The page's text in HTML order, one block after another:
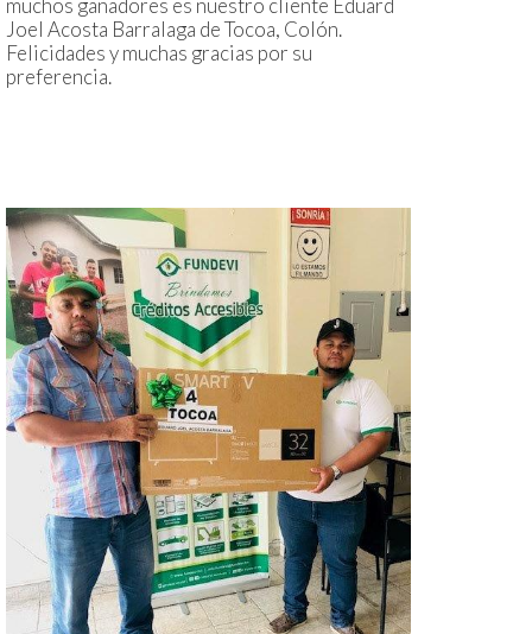
muchos ganadores es nuestro cliente Eduard
Joel Acosta Barralaga de Tocoa, Colón.
Felicidades y muchas gracias por su
preferencia.